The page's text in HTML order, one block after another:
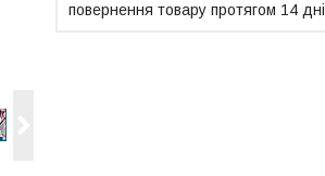
повернення товару протягом 14